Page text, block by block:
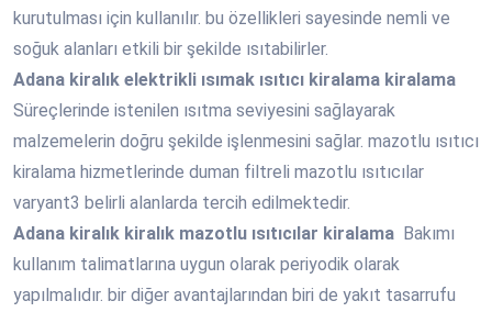
kurutulması için kullanılır. bu özellikleri sayesinde nemli ve
soğuk alanları etkili bir şekilde ısıtabilirler.
Adana kiralık elektrikli ısımak ısıtıcı kiralama kiralama
Süreçlerinde istenilen ısıtma seviyesini sağlayarak
malzemelerin doğru şekilde işlenmesini sağlar. mazotlu ısıtıcı
kiralama hizmetlerinde duman filtreli mazotlu ısıtıcılar
varyant3 belirli alanlarda tercih edilmektedir.
Adana kiralık kiralık mazotlu ısıtıcılar kiralama Bakımı
kullanım talimatlarına uygun olarak periyodik olarak
yapılmalıdır. bir diğer avantajlarından biri de yakıt tasarrufu